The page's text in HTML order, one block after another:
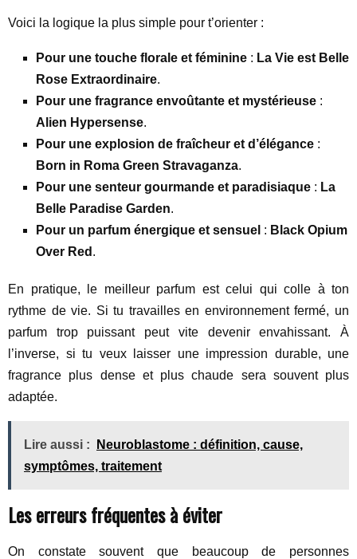
Voici la logique la plus simple pour t’orienter :
Pour une touche florale et féminine : La Vie est Belle
Rose Extraordinaire.
Pour une fragrance envoûtante et mystérieuse :
Alien Hypersense.
Pour une explosion de fraîcheur et d’élégance :
Born in Roma Green Stravaganza.
Pour une senteur gourmande et paradisiaque : La
Belle Paradise Garden.
Pour un parfum énergique et sensuel : Black Opium
Over Red .
En pratique, le meilleur parfum est celui qui colle à ton
rythme de vie. Si tu travailles en environnement fermé, un
parfum trop puissant peut vite devenir envahissant. À
l’inverse, si tu veux laisser une impression durable, une
fragrance plus dense et plus chaude sera souvent plus
adaptée.
Lire aussi :
Neuroblastome : définition, cause,
symptômes, traitement
Les erreurs fréquentes à éviter
On constate souvent que beaucoup de personnes